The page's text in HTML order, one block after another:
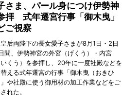
さま、パール身につけ伊勢神
拝 式年遷宮行事「御木曳」
ご視察
后両陛下の長女愛子さまが8月1日・2日
間、伊勢神宮の外宮（げくう）・内宮
いくう）を参拝し、20年に一度社殿などを
える式年遷宮の行事「御木曳（おきひ
や社殿に使う御用材の加工作業などをご
れた。